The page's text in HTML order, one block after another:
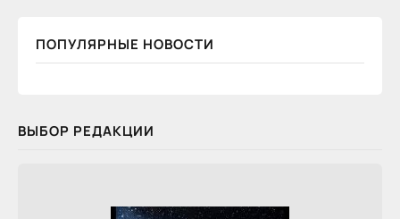
ПОПУЛЯРНЫЕ НОВОСТИ
ВЫБОР РЕДАКЦИИ